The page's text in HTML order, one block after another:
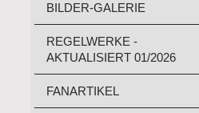
BILDER-GALERIE
REGELWERKE -
AKTUALISIERT 01/2026
FANARTIKEL